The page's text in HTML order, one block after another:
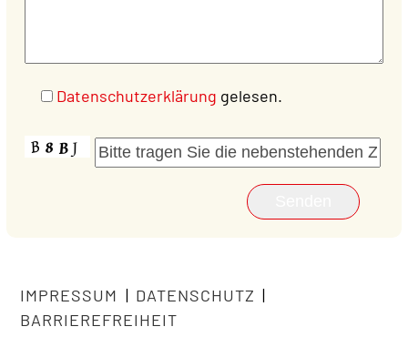
Datenschutzerklärung gelesen.
IMPRESSUM | DATENSCHUTZ |
BARRIEREFREIHEIT